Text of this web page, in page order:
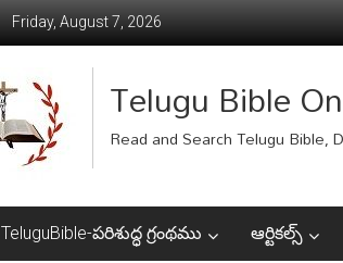
Friday, August 7, 2026
Telugu Bible
Read and Search Telugu Bible,
TeluguBible-పరిశుద్ధ గ్రంథము ఆర్టికల్స్